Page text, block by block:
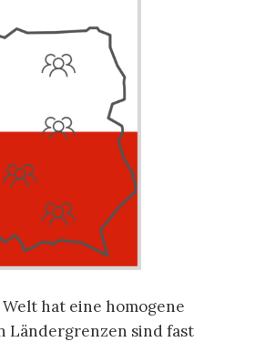
hat eine homogene
Ländergrenzen sind fast